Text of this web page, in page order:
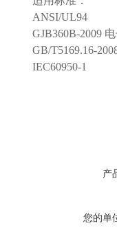
ANSI/UL94
GJB360B-2009
GB/T5169.16-200
IEC60950-1
产
您的单